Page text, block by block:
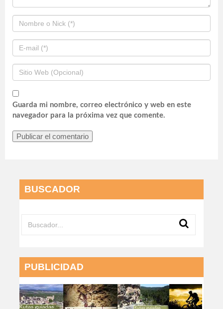
Guarda mi nombre, correo electrónico y web en este
navegador para la próxima vez que comente.
BUSCADOR
PUBLICIDAD